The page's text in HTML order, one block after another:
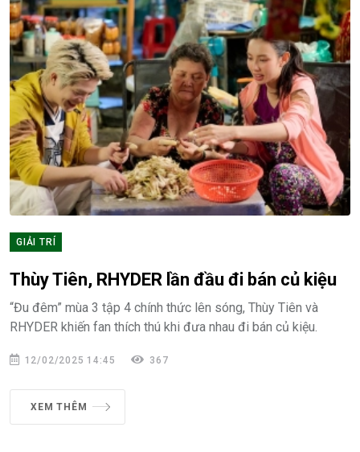
GIẢI TRÍ
Thùy Tiên, RHYDER lần đầu đi bán củ kiệu
“Đu đêm” mùa 3 tập 4 chính thức lên sóng, Thùy Tiên và
RHYDER khiến fan thích thú khi đưa nhau đi bán củ kiệu.
12/02/2025 14:45 367
XEM THÊM